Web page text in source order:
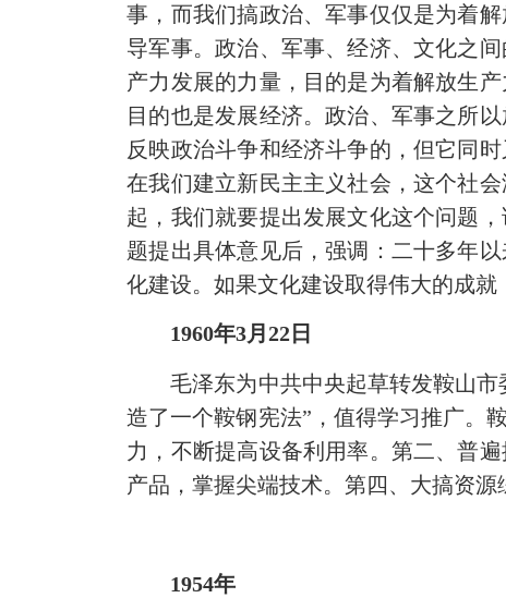
事，而我们搞政治、军事仅仅是为着
导军事。政治、军事、经济、文化之
产力发展的力量，目的是为着解放生
目的也是发展经济。政治、军事之所
反映政治斗争和经济斗争的，但它同
在我们建立新民主主义社会，这个社
起，我们就要提出发展文化这个问题
题提出具体意见后，强调：二十多年
化建设。如果文化建设取得伟大的成
1960年3月22日
毛泽东为中共中央起草转发鞍山市
造了一个鞍钢宪法”，值得学习推广。
力，不断提高设备利用率。第二、普
产品，掌握尖端技术。第四、大搞资
1954年